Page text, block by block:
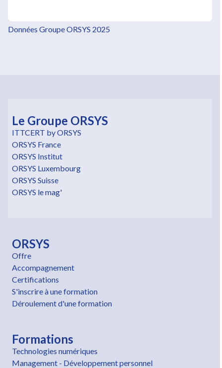
Données Groupe ORSYS 2025
Le Groupe ORSYS
ITTCERT by ORSYS
ORSYS France
ORSYS Institut
ORSYS Luxembourg
ORSYS Suisse
ORSYS le mag'
ORSYS
Offre
Accompagnement
Certifications
S'inscrire à une formation
Déroulement d'une formation
Formations
Technologies numériques
Management - Développement personnel